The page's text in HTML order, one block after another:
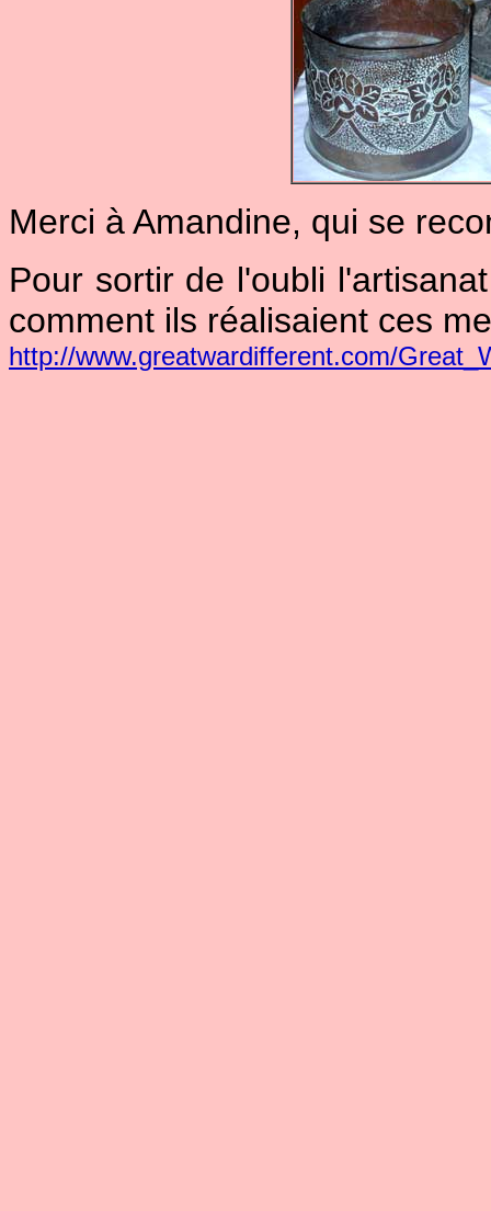
Merci à Amandine, qui se
Pour sortir de l'oubli
comment ils réalisaient ces
http://www.greatwardifferent.com/